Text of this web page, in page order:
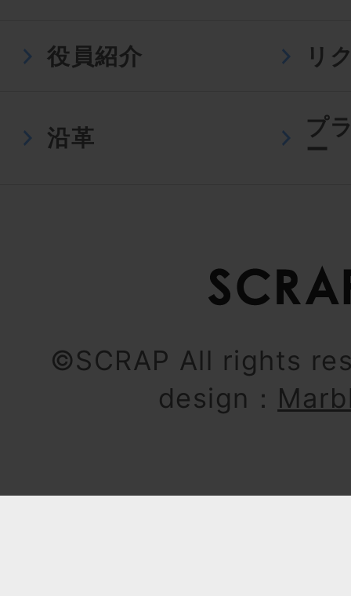
役員紹介 リ
沿革
プ
ー
©SCRAP All rights
design：